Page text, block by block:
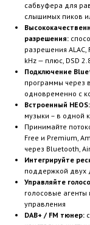
сабвуфера для
слышимых пиков
разрешения:
разрешения ALAC,
kHz — плюс, DSD
Подключение
программы через
одновременно с
Встроенный HEOS:
музыки – в одной
Принимайте
Free и Premium,
через Bluetooth,
Интегрируйте
поддержкой двух
Управляйте
голосовые
управления
DAB+ / FM тюнер: